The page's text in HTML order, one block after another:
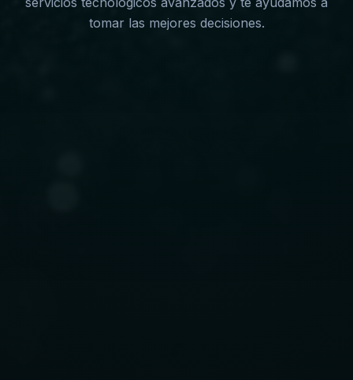
tomar las mejores decisiones.